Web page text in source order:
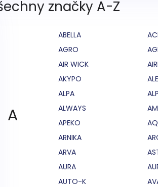
značky A-Z
A
ABELLA
AGRO
AIR WICK
AKYPO
ALPA
ALWAYS
APEKO
ARNIKA
ARVA
AURA
AUTO-K